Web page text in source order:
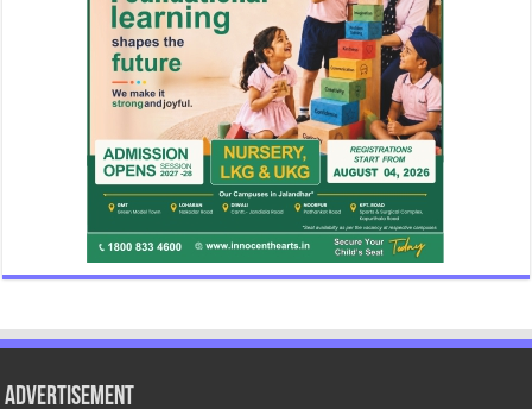
Advertisement